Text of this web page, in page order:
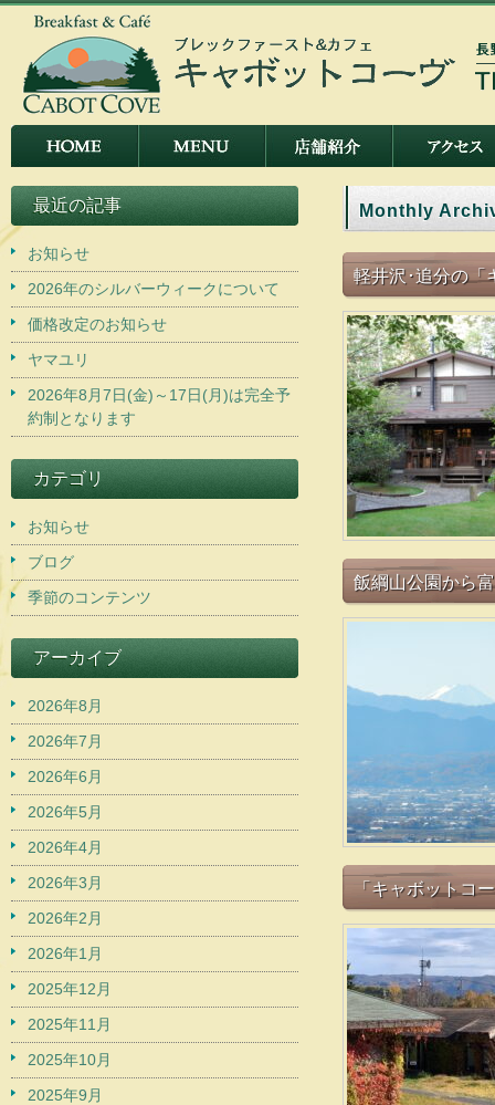
Monthly
軽井沢･追分の「
飯綱山公園から
「キャボットコ
最近の記事
お知らせ
2026年のシルバーウィークについて
価格改定のお知らせ
ヤマユリ
2026年8月7日(金)～17日(月)は完全予
約制となります
カテゴリ
お知らせ
ブログ
季節のコンテンツ
アーカイブ
2026年8月
2026年7月
2026年6月
2026年5月
2026年4月
2026年3月
2026年2月
2026年1月
2025年12月
2025年11月
2025年10月
2025年9月